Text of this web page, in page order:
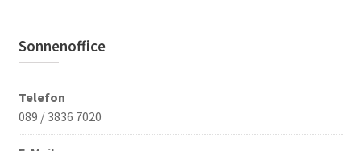
Sonnenoffice
Telefon
089 / 3836 7020